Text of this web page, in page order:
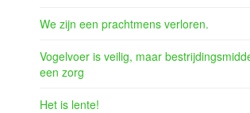
We zijn een prachtmens verloren.
Vogelvoer is veilig, maar
een zorg
Het is lente!